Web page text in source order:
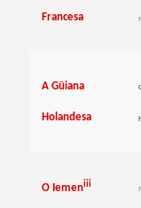
Francesa
A Güiana
Holandesa
O Iemeniii